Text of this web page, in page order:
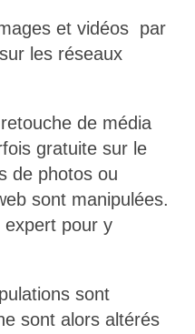
et vidéos par
les réseaux
de média
gratuite sur le
de photos ou
sont manipulées.
expert pour y
sont
sont alors altérés